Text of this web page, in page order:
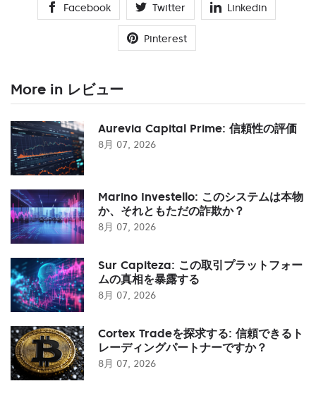
Facebook Twitter Linkedin
Pinterest
More in レビュー
Aurevia Capital Prime: 信頼性の評価
8月 07, 2026
Marino Investello: このシステムは本物
か、それともただの詐欺か？
8月 07, 2026
Sur Capiteza: この取引プラットフォー
ムの真相を暴露する
8月 07, 2026
Cortex Tradeを探求する: 信頼できるト
レーディングパートナーですか？
8月 07, 2026